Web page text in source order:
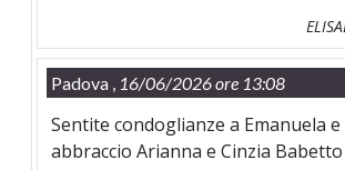
Padova , 16/06/2026 ore 13:08
Sentite condoglianze a Emanuela
abbraccio Arianna e Cinzia Babetto